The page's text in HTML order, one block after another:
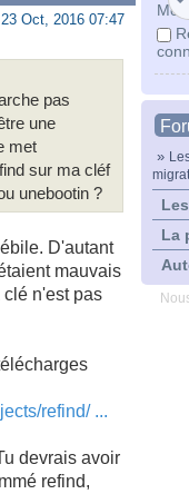
Mot
»
La
Oct, 2016 07:47
pas
une
met
sur ma cléf
unebootin ?
D'autant
mauvais
n'est pas
refind/ ...
devrais avoir
refind,